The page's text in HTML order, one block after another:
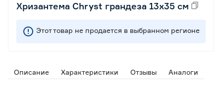
Хризантема Chryst грандеза 13х35 см
Этот товар не продается в выбранном регионе
Описание Характеристики Отзывы Аналоги